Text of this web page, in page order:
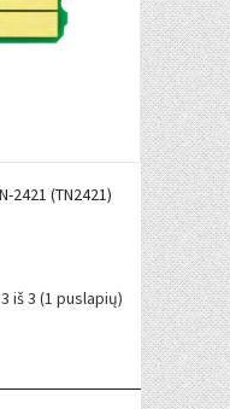
2421 (TN2421)
iš 3 (1 puslapių)